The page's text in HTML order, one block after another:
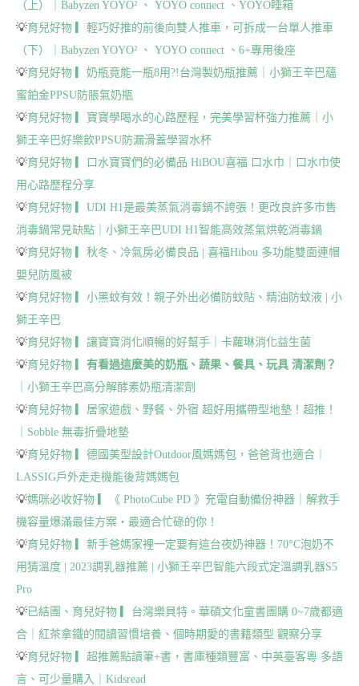
（上）｜Babyzen YOYO² 、 YOYO connect 、YOYO睡箱
💡育兒好物 ▎輕巧好推的前後向雙人推車，可拆成一台單人推車
（下）｜Babyzen YOYO² 、 YOYO connect 、6+專用後座
💡育兒好物 ▎奶瓶竟能一瓶8用?!台灣製奶瓶推薦｜小獅王辛巴蘊
蜜鉑金PPSU防脹氣奶瓶
💡育兒好物 ▎寶寶學喝水的心路歷程，完美學習杯強力推薦｜小
獅王辛巴好樂飲PPSU防漏滑蓋學習水杯
💡育兒好物 ▎口水寶寶們的必備品 HiBOU喜福 口水巾｜口水巾使
用心路歷程分享
💡育兒好物 ▎UDI H1是最美蒸氣消毒鍋不誇張！更改良許多市售
消毒鍋常見缺點｜小獅王辛巴UDI H1智能高效蒸氣烘乾消毒鍋
💡育兒好物 ▎秋冬、冷氣房必備良品 | 喜福Hibou 多功能雙面連帽
嬰兒防風被
💡育兒好物 ▎小黑蚊有效！親子外出必備防蚊貼、精油防蚊液 | 小
獅王辛巴
💡育兒好物 ▎讓寶寶消化順暢的好幫手｜卡蘿琳消化益生菌
💡育兒好物 ▎ 有看過這麼美的奶瓶、蔬果、餐具、玩具 清潔劑？
｜小獅王辛巴高分解酵素奶瓶清潔劑
💡育兒好物 ▎居家遊戲、野餐、外宿 超好用攜帶型地墊！超推！
｜Sobble 無毒折疊地墊
💡育兒好物 ▎德國美型設計Outdoor風媽媽包，爸爸背也適合｜
LASSIG戶外走走機能後背媽媽包
💡媽咪必收好物 ▎《 PhotoCube PD 》充電自動備份神器｜解救手
機容量爆滿最佳方案・最適合忙碌的你！
💡育兒好物 ▎新手爸媽家裡一定要有這台夜奶神器！70°C泡奶不
用猜溫度 | 2023調乳器推薦 | 小獅王辛巴智能六段式定溫調乳器S5
Pro
💡已結團、育兒好物 ▎台灣樂貝特。華碩文化童書團購 0~7歲都適
合｜紅茶拿鐵的閱讀習慣培養、個時期愛的書籍類型 觀察分享
💡育兒好物 ▎超推薦點讀筆+書，書庫種類豐富、中英臺客粵 多語
言、可少量購入｜Kidsread